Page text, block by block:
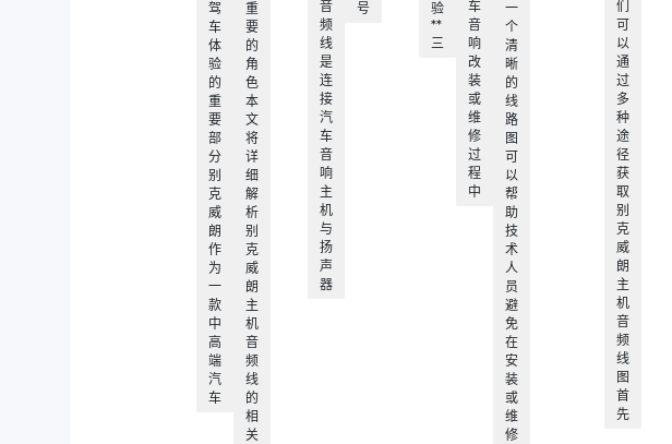
驾
车
体
验
的
重
要
部
分
别
克
威
朗
作
为
一
款
中
高
端
汽
车
重
要
的
角
色
本
文
将
详
细
解
析
别
克
威
朗
主
机
音
频
线
的
相
关
音
频
线
是
连
接
汽
车
音
响
主
机
与
扬
声
器
号
验
**
三
车
音
响
改
装
或
维
修
过
程
中
一
个
清
晰
的
线
路
图
可
以
帮
助
技
术
人
员
避
免
在
安
装
或
维
修
们
可
以
通
过
多
种
途
径
获
取
别
克
威
朗
主
机
音
频
线
图
首
先